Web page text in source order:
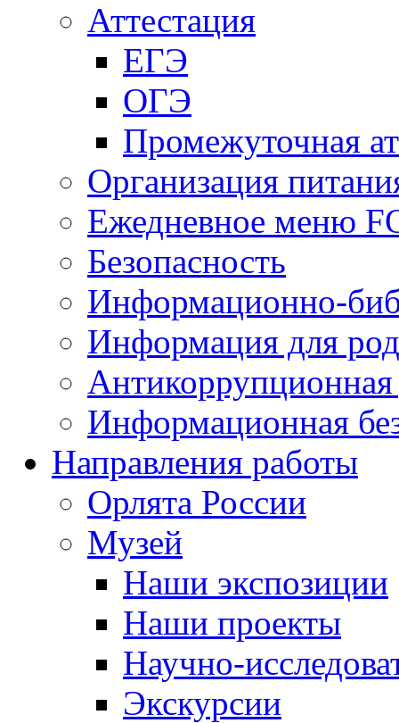
Аттестация
ЕГЭ
ОГЭ
Промежуточная
Организация
Ежедневное меню
Безопасность
Информационно-
Информация для
Антикоррупционная
Информационная
Направления работы
Орлята России
Музей
Наши экспозиции
Наши проекты
Научно-
Экскурсии